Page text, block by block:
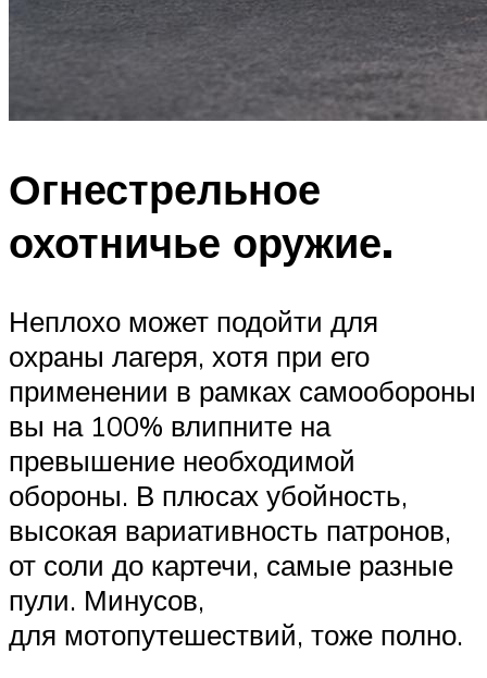
Огнестрельное
охотничье оружие.
Неплохо может подойти для
охраны лагеря, хотя при его
применении в рамках самообороны
вы на 100% влипните на
превышение необходимой
обороны. В плюсах убойность,
высокая вариативность патронов,
от соли до картечи, самые разные
пули. Минусов,
для мотопутешествий, тоже полно.